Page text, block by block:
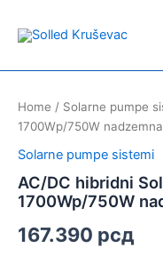
Home / Solarne pumpe
1700Wp/750W
Solarne pumpe sistemi
AC/DC hibridni
1700Wp/750W
167.390 рсд
Solarni
komplet
1700Wp/750W
pumpa
-
quantity